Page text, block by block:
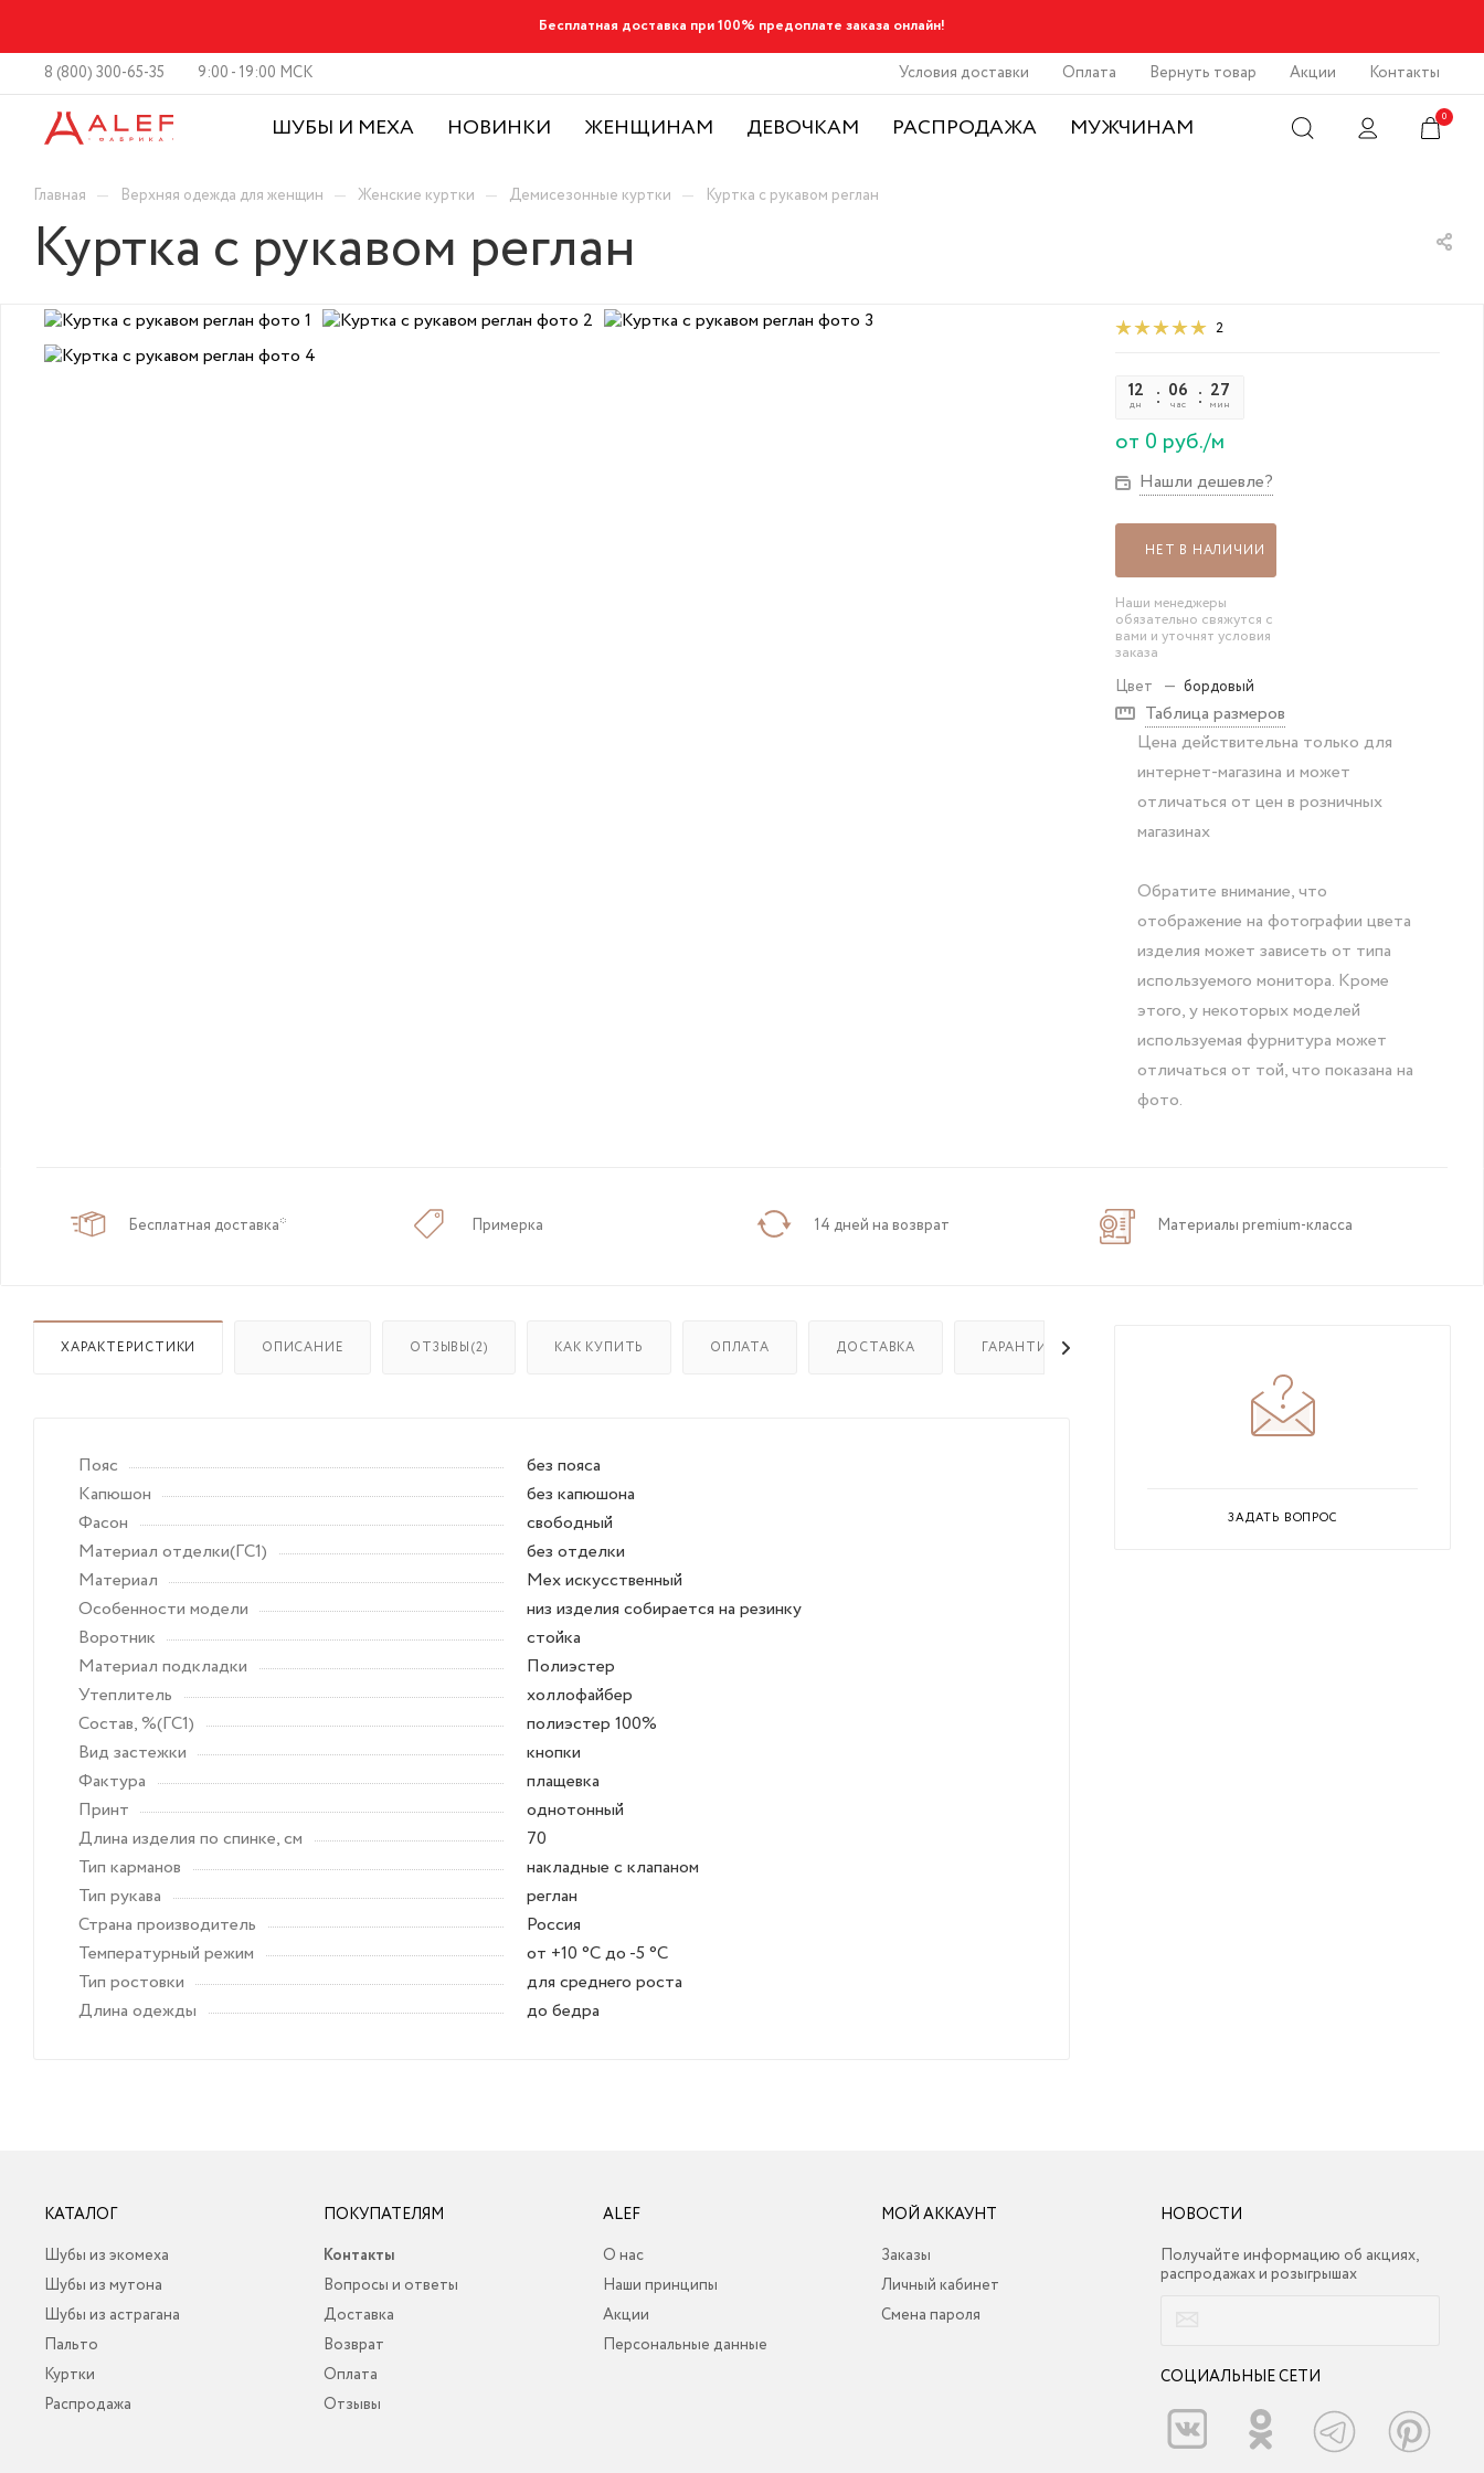
Бесплатная доставка при 100% предоплате заказа онлайн!
8 (800) 300-65-35 9:00 - 19:00 МСК Условия доставки Оплата Вернуть товар Акции Контакты
ШУБЫ И МЕХА НОВИНКИ ЖЕНЩИНАМ ДЕВОЧКАМ РАСПРОДАЖА МУЖЧИНАМ 0
Главная — Верхняя одежда для женщин — Женские куртки — Демисезонные куртки — Куртка с рукавом реглан
Куртка с рукавом реглан
2
12
дн
06
час
27
мин
от 0 руб./м
Нашли дешевле?
НЕТ В НАЛИЧИИ
Наши менеджеры
обязательно свяжутся с
вами и уточнят условия
заказа
Цвет — бордовый
Таблица размеров
Цена действительна только для
интернет-магазина и может
отличаться от цен в розничных
магазинах
Обратите внимание, что
отображение на фотографии цвета
изделия может зависеть от типа
используемого монитора. Кроме
этого, у некоторых моделей
используемая фурнитура может
отличаться от той, что показана на
фото.
Бесплатная доставка* Примерка 14 дней на возврат Материалы premium-класса
ХАРАКТЕРИСТИКИ ОПИСАНИЕ ОТЗЫВЫ(2) КАК КУПИТЬ ОПЛАТА ДОСТАВКА ГАРАНТИЯ НА ТОВАР
Пояс
без пояса
Капюшон
без капюшона
Фасон
свободный
Материал отделки(ГС1)
без отделки
Материал
Мех искусственный
Особенности модели
низ изделия собирается на резинку
Воротник
стойка
Материал подкладки
Полиэстер
Утеплитель
холлофайбер
Состав, %(ГС1)
полиэстер 100%
Вид застежки
кнопки
Фактура
плащевка
Принт
однотонный
Длина изделия по спинке, см
70
Тип карманов
накладные с клапаном
Тип рукава
реглан
Страна производитель
Россия
Температурный режим
от +10 °C до -5 °C
Тип ростовки
для среднего роста
Длина одежды
до бедра
ЗАДАТЬ ВОПРОС
КАТАЛОГ
Шубы из экомеха
Шубы из мутона
Шубы из астрагана
Пальто
Куртки
Распродажа
ПОКУПАТЕЛЯМ
Контакты
Вопросы и ответы
Доставка
Возврат
Оплата
Отзывы
ALEF
О нас
Наши принципы
Акции
Персональные данные
МОЙ АККАУНТ
Заказы
Личный кабинет
Смена пароля
НОВОСТИ
Получайте информацию об акциях,
распродажах и розыгрышах
СОЦИАЛЬНЫЕ СЕТИ